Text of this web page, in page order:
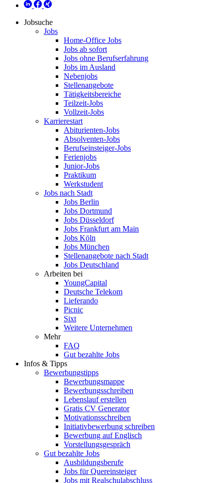
Jobsuche
Jobs
Home-Office Jobs
Jobs ab sofort
Jobs ohne Berufserfahrung
Jobs im Ausland
Nebenjobs
Stellenangebote
Tätigkeitsbereiche
Teilzeit-Jobs
Vollzeit-Jobs
Karrierestart
Abiturienten-Jobs
Absolventen-Jobs
Berufseinsteiger-Jobs
Ferienjobs
Junior-Jobs
Praktikum
Werkstudent
Jobs nach Stadt
Jobs Berlin
Jobs Dortmund
Jobs Düsseldorf
Jobs Frankfurt am Main
Jobs Köln
Jobs München
Stellenangebote nach Stadt
Jobs Deutschland
Arbeiten bei
YoungCapital
Deutsche Telekom
Lieferando
Picnic
Sixt
Weitere Unternehmen
Mehr
FAQ
Gut bezahlte Jobs
Infos & Tipps
Bewerbungstipps
Bewerbungsmappe
Bewerbungsschreiben
Lebenslauf erstellen
Gratis CV Generator
Motivationsschreiben
Initiativbewerbung schreiben
Bewerbung auf Englisch
Vorstellungsgespräch
Gut bezahlte Jobs
Ausbildungsberufe
Jobs für Quereinsteiger
Jobs mit Realschulabschluss